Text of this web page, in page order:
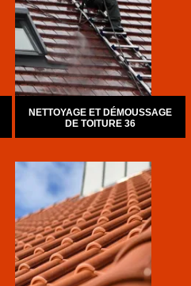
NETTOYAGE ET DÉMOUSSAGE
DE TOITURE 36